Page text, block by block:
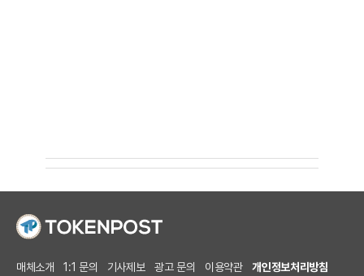
매체소개 1:1 문의 기사제보 광고 문의 이용약관
개인정보처리방침